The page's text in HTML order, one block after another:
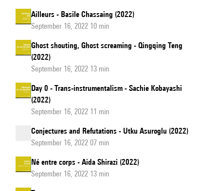
Ailleurs - Basile Chassaing (2022)
September 16, 2022 10 min
Ghost shouting, Ghost screaming - Qingqing Teng
(2022)
September 16, 2022 13 min
Day 0 - Trans-instrumentalism - Sachie Kobayashi
(2022)
September 16, 2022 11 min
Conjectures and Refutations - Utku Asuroglu (2022)
September 16, 2022 07 min
Né entre corps - Aida Shirazi (2022)
September 16, 2022 13 min